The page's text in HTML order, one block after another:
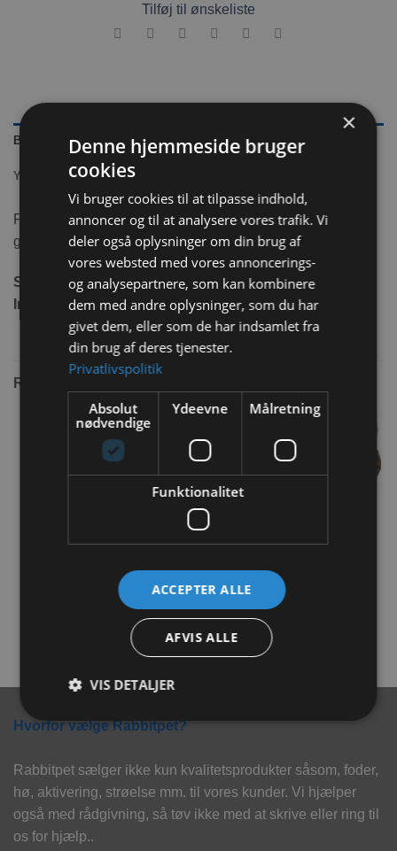
Tilføj til ønskeliste
BESKRIVELSE
YDERLIGERE INFORMATION
Flamingo Sisal Gulerod Naturlig er perfekt stimulerende
gnavelegetøj til gnavere og kaniner.
Størrelse:3,5×13 cm
Indhold: 2 stk
RELATEREDE VARER
129,00kr.Prisinterval:
til
VÆLG MULIGHEDER
vare
kan
vælges
på
41,00
VÆLG MULIGHEDER
kan
vælges
på
Hvorfor vælge Rabbitpet?
Rabbitpet sælger ikke kun kvalitetsprodukter såsom, foder,
hø, aktivering, strøelse mm. til vores kunder. Vi hjælper
også med rådgivning, så tøv ikke med at skrive eller ring til
os for hjælp..
×
Denne hjemmeside bruger
cookies
Vi bruger cookies til at tilpasse indhold,
annoncer og til at analysere vores trafik. Vi
deler også oplysninger om din brug af
vores websted med vores annoncerings-
og analysepartnere, som kan kombinere
dem med andre oplysninger, som du har
givet dem, eller som de har indsamlet fra
din brug af deres tjenester.
Privatlivspolitik
Absolut
nødvendige
Ydeevne Målretning
Funktionalitet
ACCEPTER ALLE
AFVIS ALLE
VIS DETALJER